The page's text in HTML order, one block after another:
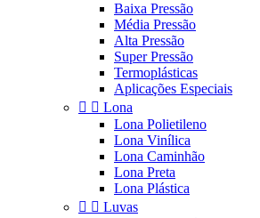
Baixa Pressão
Média Pressão
Alta Pressão
Super Pressão
Termoplásticas
Aplicações Especiais
  Lona
Lona Polietileno
Lona Vinílica
Lona Caminhão
Lona Preta
Lona Plástica
  Luvas